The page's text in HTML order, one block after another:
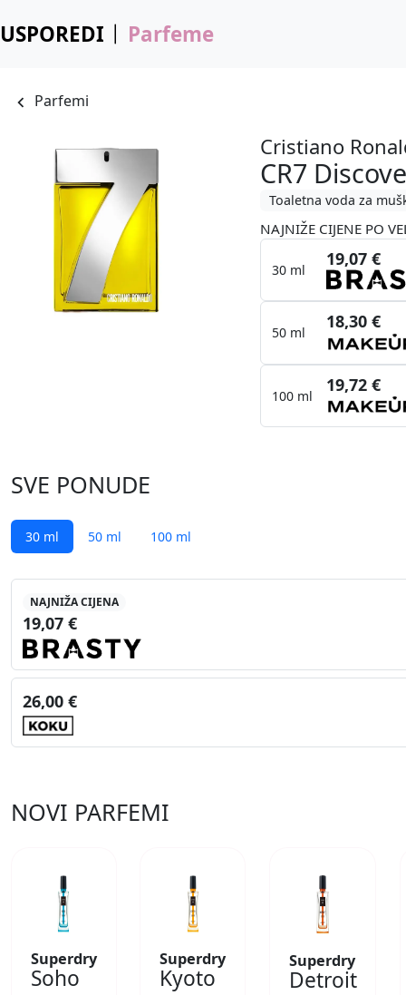
USPOREDI Parfeme
Parfemi
Cristiano
CR7
Toaletna voda za
NAJNIŽE CIJENE PO
30 ml
19,07 €
50 ml
18,30 €
100 ml
19,72 €
SVE PONUDE
30 ml 50 ml 100 ml
NAJNIŽA CIJENA
19,07 €
26,00 €
NOVI PARFEMI
Superdry
Soho
Superdry
Kyoto
Superdry
Detroit